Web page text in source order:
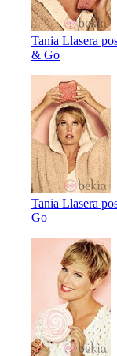
Tania Llasera
& Go
Tania Llasera
Go